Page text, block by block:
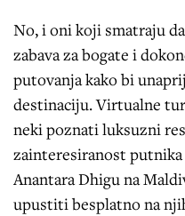
No, i oni koji smatraju
zabava za bogate i
putovanja kako bi
destinaciju. Virtualne
neki poznati luksuzni
zainteresiranost
Anantara Dhigu na
upustiti besplatno na